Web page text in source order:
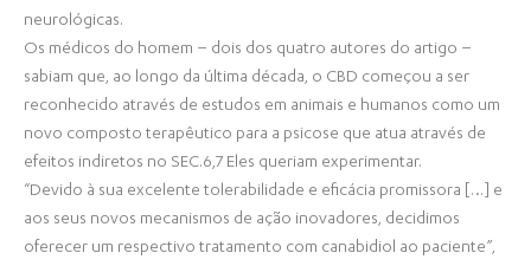
neurológicas.
Os médicos do homem – dois dos quatro autores do artigo –
sabiam que, ao longo da última década, o CBD começou a ser
reconhecido através de estudos em animais e humanos como um
novo composto terapêutico para a psicose que atua através de
efeitos indiretos no SEC.6,7 Eles queriam experimentar.
“Devido à sua excelente tolerabilidade e eficácia promissora […] e
aos seus novos mecanismos de ação inovadores, decidimos
oferecer um respectivo tratamento com canabidiol ao paciente”,